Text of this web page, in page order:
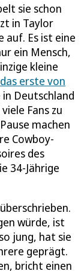
sie schon
in Taylor
auf. Es ist eine
ein Mensch,
kleine
das erste von
Deutschland
Fans zu
machen
Cowboy-
des
34-Jährige
würde, ist
jung, hat sie
geprägt.
bricht einen